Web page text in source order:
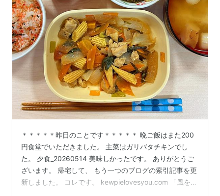
＊＊＊＊＊昨日のことです＊＊＊＊＊ 晩ご飯はまた200
円食堂でいただきました。 主菜はガリバタチキンでし
た。 夕食_20260514 美味しかったです。 ありがとうご
ざいます。 帰宅して、 もう一つのブログの索引記事を更
新しました。 コレです。 kewpielovesyou.com 「風をあ